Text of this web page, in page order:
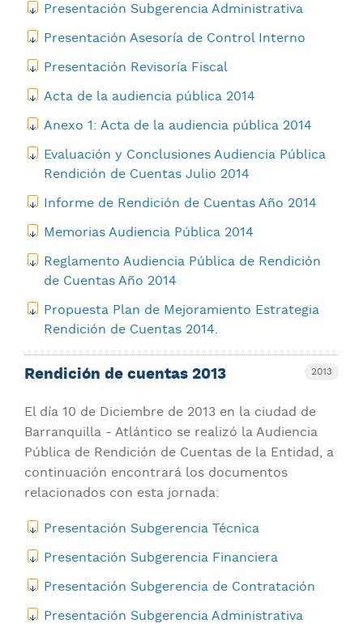
Presentación Subgerencia Administrativa
Presentación Asesoría de Control Interno
Presentación Revisoría Fiscal
Acta de la audiencia pública 2014
Anexo 1: Acta de la audiencia pública 2014
Evaluación y Conclusiones Audiencia Pública
Rendición de Cuentas Julio 2014
Informe de Rendición de Cuentas Año 2014
Memorias Audiencia Pública 2014
Reglamento Audiencia Pública de Rendición
de Cuentas Año 2014
Propuesta Plan de Mejoramiento Estrategia
Rendición de Cuentas 2014.
2013
Rendición de cuentas 2013
El día 10 de Diciembre de 2013 en la ciudad de
Barranquilla - Atlántico se realizó la Audiencia
Pública de Rendición de Cuentas de la Entidad, a
continuación encontrará los documentos
relacionados con esta jornada:
Presentación Subgerencia Técnica
Presentación Subgerencia Financiera
Presentación Subgerencia de Contratación
Presentación Subgerencia Administrativa